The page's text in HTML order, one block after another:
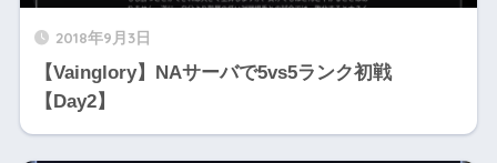
2018年9月3日
【Vainglory】NAサーバで5vs5ランク初戦
【Day2】